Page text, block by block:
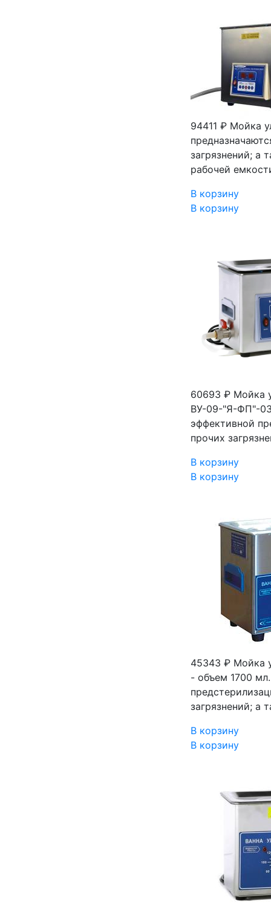
94411 ₽ Мойка
загрязнений; а
рабочей
В корзину
В корзину
60693 ₽ Мойка
ВУ-09-"Я-ФП"-03
эффективной
прочих
В корзину
В корзину
45343 ₽ Мойка
- объем 1700
загрязнений; а
В корзину
В корзину